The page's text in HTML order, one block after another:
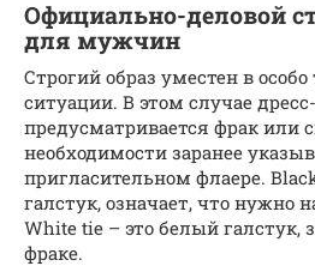
Официально-деловой
для мужчин
Строгий образ уместен в
ситуации. В этом случае
предусматривается фрак или
необходимости заранее
пригласительном флаере.
галстук, означает, что нужно
White tie – это белый галстук,
фраке.